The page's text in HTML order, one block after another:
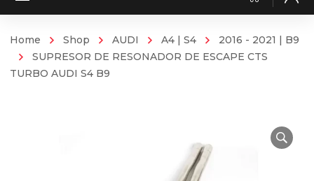
Home Shop AUDI A4 | S4
2016 - 2021 | B9
SUPRESOR DE RESONADOR DE ESCAPE CTS
TURBO AUDI S4 B9